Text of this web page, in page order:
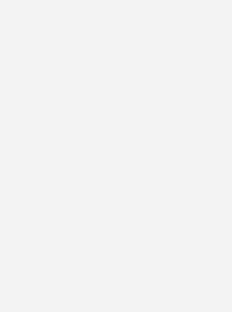
Cheftage 2026.
einer Exkursion zur
und
standen Flächenheiz-
Mittelpunkt, die Impulse für
Der Tag bot zudem
und Diskussionen über